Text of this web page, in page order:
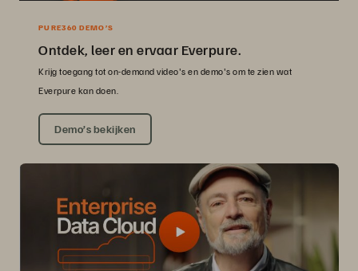
PURE360 DEMO’S
Ontdek, leer en ervaar Everpure.
Krijg toegang tot on-demand video's en demo's om te zien wat
Everpure kan doen.
Demo’s bekijken